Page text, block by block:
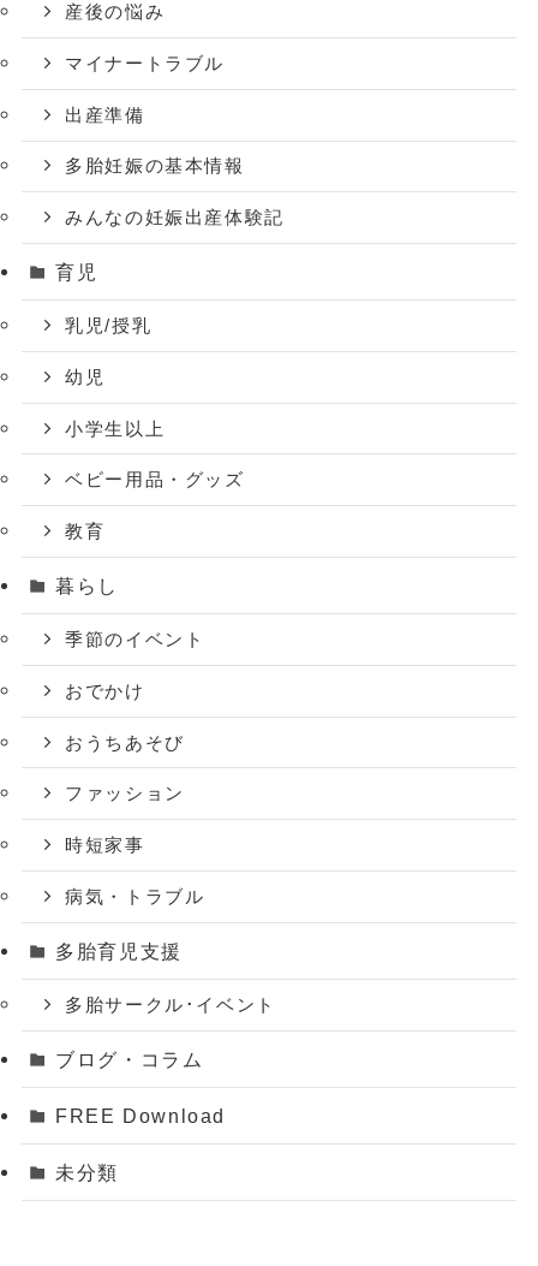
産後の悩み
マイナートラブル
出産準備
多胎妊娠の基本情報
みんなの妊娠出産体験記
育児
乳児/授乳
幼児
小学生以上
ベビー用品・グッズ
教育
暮らし
季節のイベント
おでかけ
おうちあそび
ファッション
時短家事
病気・トラブル
多胎育児支援
多胎サークル･イベント
ブログ・コラム
FREE Download
未分類